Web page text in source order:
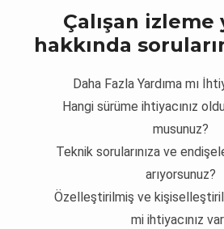
Çalışan izleme
hakkında
Daha Fazla Yardıma mı
Hangi sürüme ihtiyacınız
musunuz?
Teknik sorularınıza ve
arıyorsunuz?
Özelleştirilmiş ve
mi ihtiyacınız